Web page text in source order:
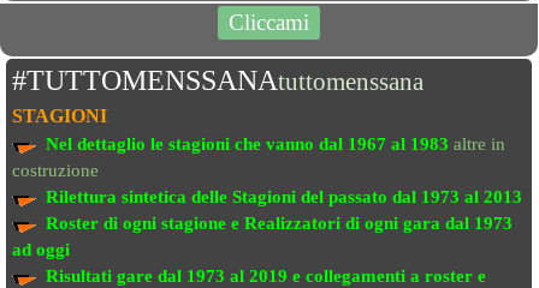
Cliccami
#TUTTOMENSSANAtuttomenssana
STAGIONI
Nel dettaglio le stagioni che vanno dal 1967 al 1983 altre in
costruzione
Rilettura sintetica delle Stagioni del passato dal 1973 al 2013
Roster di ogni stagione e Realizzatori di ogni gara dal 1973
ad oggi
Risultati gare dal 1973 al 2019 e collegamenti a roster e